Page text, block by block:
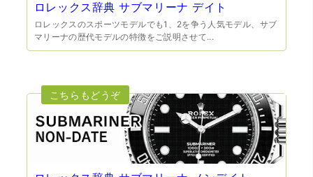
（大阪府門真市）他店ではメール見積もりの時点で数千
円〜1万程度の見積もりでしたが、こちらのメールでの見積
もりは倍以上ちがうので利用させて頂きました。 対応も丁
寧で良かったです。
ロレックス辞典 サブマリーナ デイト
ロレックスのスポーツモデルでも1、2を争う人気モデル、サブ
マリーナの歴代モデルの特徴をご説明させて...